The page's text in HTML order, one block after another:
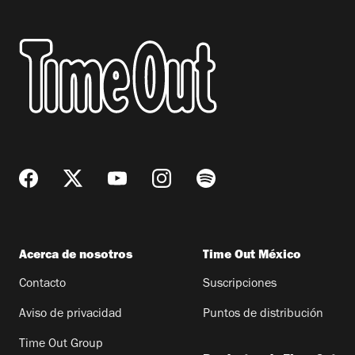
Acerca de nosotros
Contacto
Aviso de privacidad
Time Out Group
Time Out México
Suscripciones
Puntos de distribución